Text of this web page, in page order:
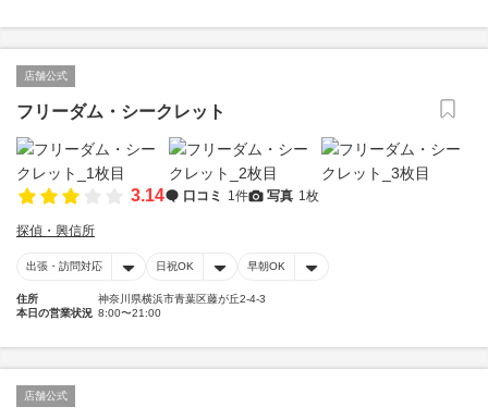
店舗公式
フリーダム・シークレット
3.14 口コミ 1件 写真 1枚
探偵・興信所
出張・訪問対応 日祝OK 早朝OK
住所
神奈川県横浜市青葉区藤が丘2-4-3
本日の営業状況 8:00〜21:00
店舗公式